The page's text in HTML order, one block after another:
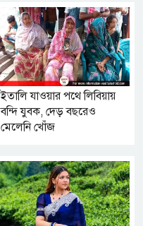
ইতালি যাওয়ার পথে লিবিয়ায়
বন্দি যুবক, দেড় বছরেও
মেলেনি খোঁজ